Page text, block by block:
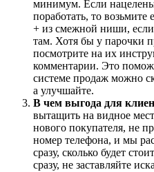
минимум. Если
поработать, то
+ из смежной ниши,
там. Хотя бы у парочки
посмотрите на их
комментарии. Это
системе продаж можно
а улучшайте.
В чем выгода для
вытащить на видное
нового покупателя, не
номер телефона, и мы
сразу, сколько будет
сразу, не заставляйте